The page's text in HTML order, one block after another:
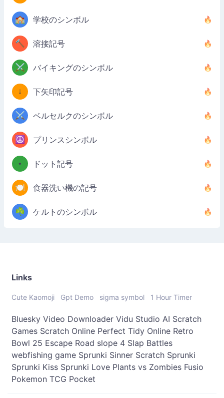
🏫 学校のシンボル
🔨 溶接記号
⚔️ バイキングのシンボル
↓ 下矢印記号
⚔️ ベルセルクのシンボル
☮️ プリンスシンボル
• ドット記号
🍽️ 食器洗い機の記号
☘️ ケルトのシンボル
Links
Cute Kaomoji Gpt Demo sigma symbol 1 Hour Timer
Bluesky Video Downloader Vidu Studio AI Scratch
Games Scratch Online Perfect Tidy Online Retro
Bowl 25 Escape Road slope 4 Slap Battles
webfishing game Sprunki Sinner Scratch Sprunki
Sprunki Kiss Sprunki Love Plants vs Zombies Fusio
Pokemon TCG Pocket